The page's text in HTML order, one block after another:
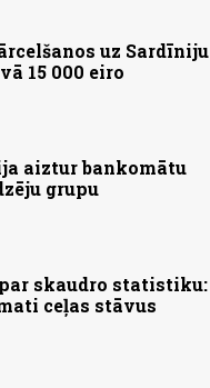
uz Sardīniju
15 000 eiro
aiztur bankomātu
grupu
skaudro statistiku:
ceļas stāvus